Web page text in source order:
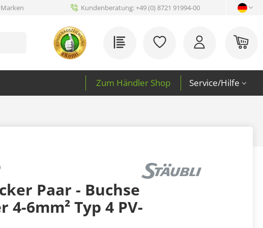
Kundenberatung:+49 (0) 8721 91994-00
Du hast 0 Produkte auf
Zum Händler Shop Service/Hilfe
Paar - Buchse
4-6mm² Typ 4 PV-